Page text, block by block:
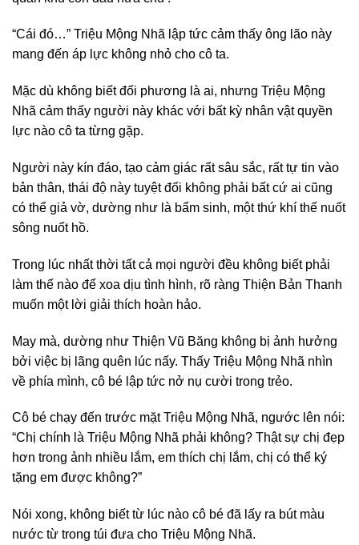
“Cái đó…” Triệu Mộng Nhã lập tức cảm thấy ông lão này
mang đến áp lực không nhỏ cho cô ta.
Mặc dù không biết đối phương là ai, nhưng Triệu Mộng
Nhã cảm thấy người này khác với bất kỳ nhân vật quyền
lực nào cô ta từng gặp.
Người này kín đáo, tạo cảm giác rất sâu sắc, rất tự tin vào
bản thân, thái độ này tuyệt đối không phải bất cứ ai cũng
có thể giả vờ, dường như là bẩm sinh, một thứ khí thế nuốt
sông nuốt hồ.
Trong lúc nhất thời tất cả mọi người đều không biết phải
làm thế nào để xoa dịu tình hình, rõ ràng Thiện Bản Thanh
muốn một lời giải thích hoàn hảo.
May mà, dường như Thiện Vũ Băng không bị ảnh hưởng
bởi việc bị lãng quên lúc nấy. Thấy Triệu Mộng Nhã nhìn
về phía mình, cô bé lập tức nở nụ cười trong trẻo.
Cô bé chạy đến trước mặt Triệu Mộng Nhã, ngước lên nói:
“Chị chính là Triệu Mộng Nhã phải không? Thật sự chị đẹp
hơn trong ảnh nhiều lắm, em thích chị lắm, chị có thể ký
tặng em được không?”
Nói xong, không biết từ lúc nào cô bé đã lấy ra bút màu
nước từ trong túi đưa cho Triệu Mộng Nhã.